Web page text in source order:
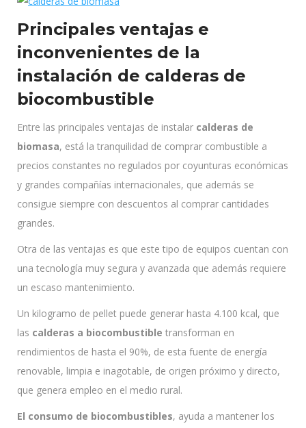
Principales ventajas e
inconvenientes de la
instalación de calderas de
biocombustible
Entre las principales ventajas de instalar calderas de
biomasa, está la tranquilidad de comprar combustible a
precios constantes no regulados por coyunturas económicas
y grandes compañías internacionales, que además se
consigue siempre con descuentos al comprar cantidades
grandes.
Otra de las ventajas es que este tipo de equipos cuentan con
una tecnología muy segura y avanzada que además requiere
un escaso mantenimiento.
Un kilogramo de pellet puede generar hasta 4.100 kcal, que
las calderas a biocombustible transforman en
rendimientos de hasta el 90%, de esta fuente de energía
renovable, limpia e inagotable, de origen próximo y directo,
que genera empleo en el medio rural.
El consumo de biocombustibles, ayuda a mantener los